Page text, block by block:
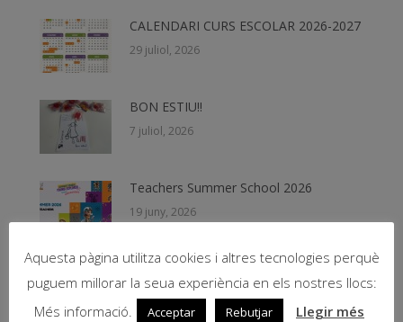
CALENDARI CURS ESCOLAR 2026-2027
29 juliol, 2026
BON ESTIU!!
7 juliol, 2026
Teachers Summer School 2026
19 juny, 2026
11 juny, 2026
Aquesta pàgina utilitza cookies i altres tecnologies perquè
puguem millorar la seua experiència en els nostres llocs:
Més informació.
Acceptar Rebutjar Llegir més